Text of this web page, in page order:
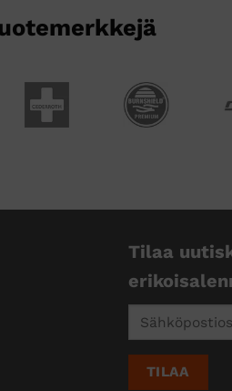
Tilaa